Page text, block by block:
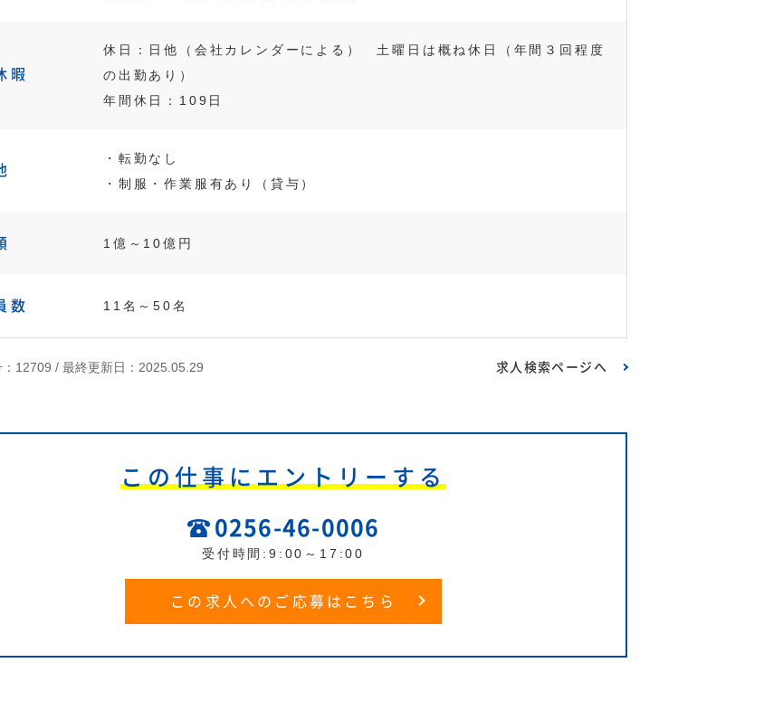
暇
休日：日他（会社カレンダーによる） 土曜日は概ね休日（年間３回程度
の出勤あり）
年間休日：109日
・転勤なし
・制服・作業服有あり（貸与）
1億～10億円
数 11名～50名
：12709 / 最終更新日：2025.05.29 求人検索ページへ
この仕事にエントリーする
0256-46-0006
受付時間:9:00～17:00
この求人へのご応募はこちら